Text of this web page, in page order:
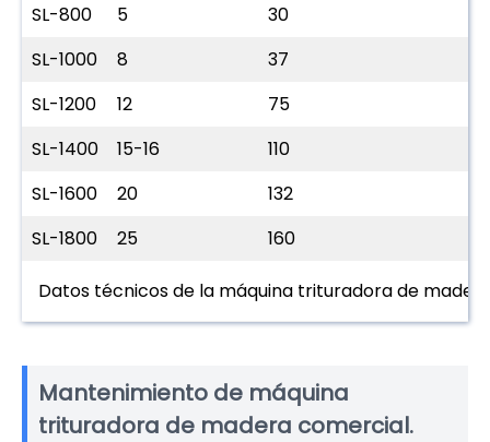
SL-800
5
30
SL-1000
8
37
SL-1200
12
75
SL-1400
15-16
110
SL-1600
20
132
SL-1800
25 160
Datos técnicos de la máquina trituradora de
Mantenimiento de máquina
trituradora de madera comercial.